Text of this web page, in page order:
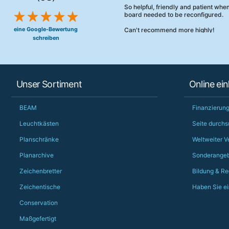
eine Google-Bewertung
schreiben
So helpful, friendly and patient
board needed to be reconfigured.
Can't recommend more highly!
Unser Sortiment
BEAM
Leuchtkästen
Planschränke
Planarchive
Zeichenbretter
Zeichentische
Conservation
Maßgefertigt
Online
Seite
Weltweiter
Bildung &
Haben Sie